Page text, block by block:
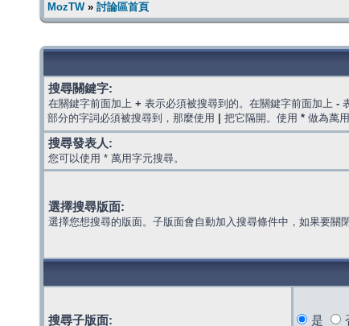
MozTW» 討論區首頁
搜尋關鍵字:
在關鍵字前面加上 + 表示必須被搜尋到的。在關鍵字前面加上 -
部分的字詞必須被搜尋到，那麼使用
把它隔開。使用 * 做為萬用
搜尋發表人:
您可以使用 * 萬用字元搜尋。
選擇搜尋版面:
選擇您想搜尋的版面。子版面會自動加入搜尋條件中，如果要關
搜尋子版面: 是